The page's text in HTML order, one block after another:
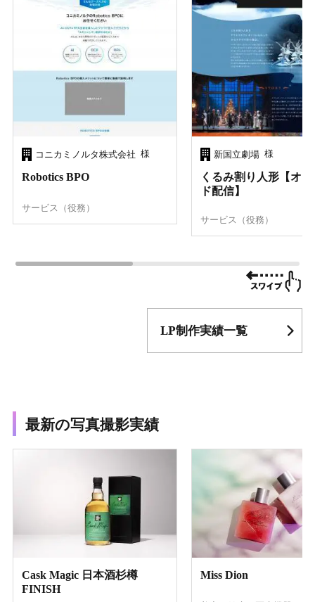
コニカミノルタ株式会社 様
Robotics BPO
サービス（役務）
新国立劇場 様
くるみ割り人形【オ
ド配信】
サービス（役務）
LP制作実績一覧
最新の写真撮影実績
Cask Magic 日本酒杉樽
FINISH
Miss Dion